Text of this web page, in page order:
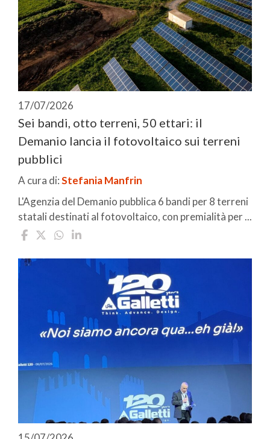
17/07/2026
Sei bandi, otto terreni, 50 ettari: il
Demanio lancia il fotovoltaico sui terreni
pubblici
A cura di:Stefania Manfrin
L'Agenzia del Demanio pubblica 6 bandi per 8 terreni
statali destinati al fotovoltaico, con premialità per ...